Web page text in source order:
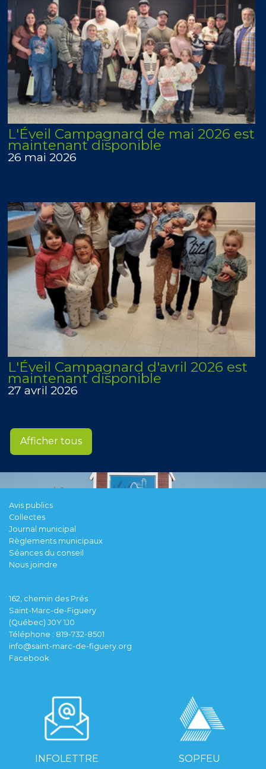
L'Éveil Campagnard de mai 2026 est
maintenant disponible
26 mai 2026
L'Éveil Campagnard d'avril 2026 est
maintenant disponible
27 avril 2026
Afficher tous
Avis publics
Collectes
Journal municipal
Règlements municipaux
Séances du conseil
Nous joindre
162, chemin des Prés
Saint-Marc-de-Figuery
(Québec) J0Y 1J0
Téléphone : 819-732-8501
info@saint-marc-de-figuery.org
Facebook
INFOLETTRE SOPFEU